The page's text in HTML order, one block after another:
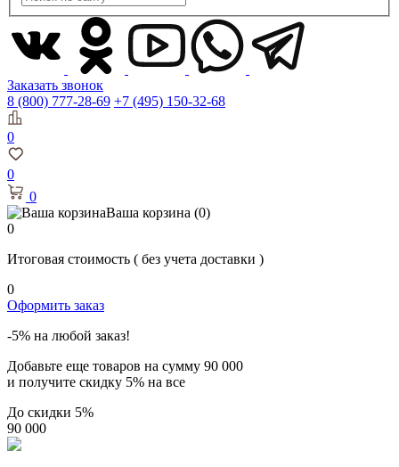
Заказать звонок
8 (800) 777-28-69 +7 (495) 150-32-68
0
0
0
Ваша корзина (0)
0
Итоговая стоимость ( без учета доставки )
0
Оформить заказ
-5% на любой заказ!
Добавьте еще товаров на сумму 90 000
и получите скидку 5% на все
До скидки 5%
90 000